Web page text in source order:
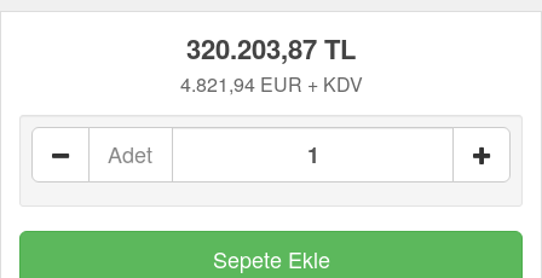
320.203,87 TL
4.821,94 EUR + KDV
Adet